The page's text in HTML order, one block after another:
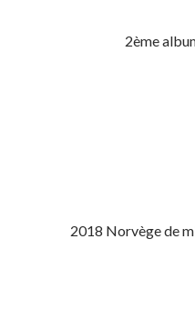
2ème
2018 Norvège de